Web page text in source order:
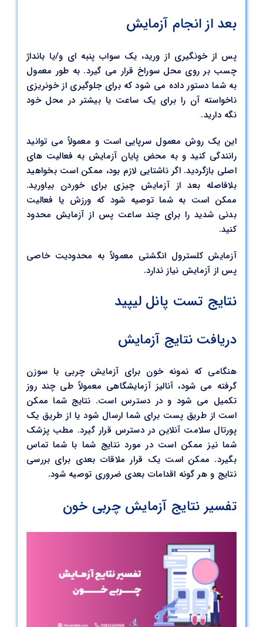
بعد از انجام آزمایش
پس از خونگیری از ورید، یک سواب پنبه ای و/یا بانداژ
چسب بر روی محل سوراخ قرار می گیرد. به طور معمول
به شما دستور داده می شود که برای جلوگیری از خونریزی
ناخواسته آن را برای یک ساعت یا بیشتر در محل خود
نگه دارید.
این یک روش معمول سرپایی است و معمولاً می توانید
رانندگی کنید و به محض پایان آزمایش به فعالیت های
اصلی بازگردید. اگر ناشتایی لازم بود، ممکن است بخواهید
بلافاصله بعد از آزمایش چیزی برای خوردن بیاورید.
ممکن است به شما توصیه شود که ورزش یا فعالیت
بدنی شدید را برای چند ساعت پس از آزمایش محدود
کنید.
آزمایش کلسترول انگشتی معمولاً به محدودیت خاصی
پس از آزمایش نیاز ندارد.
نتایج تست پانل لیپید
دریافت نتایج آزمایش
هنگامی که نمونه خون برای آزمایش چربی با سوزن
گرفته می شود، آنالیز آزمایشگاهی معمولاً طی چند روز
تکمیل می شود و در دسترس است. نتایج شما ممکن
است از طریق پست برای شما ارسال شود یا از طریق یک
پورتال سلامت آنلاین در دسترس قرار گیرد. مطب پزشک
شما نیز ممکن است در مورد نتایج شما با شما تماس
بگیرد. ممکن است یک قرار ملاقات بعدی برای بررسی
نتایج و هر گونه اقدامات بعدی ضروری توصیه شود.
تفسیر نتایج آزمایش چربی خون